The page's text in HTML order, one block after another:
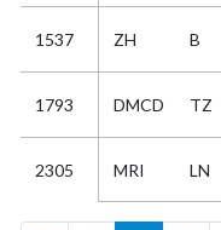
1537 ZH B
1793 DMCD TZ
2305 MRI LN